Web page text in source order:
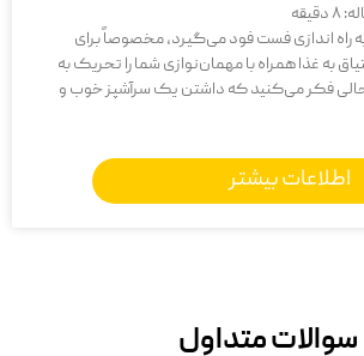
8دقیقه
اندازی فست فود می‌گیرد، مخصوصاً برای
به غذا همراه با مهمان‌نوازی شما را تحریک به
فکر می‌کنید که داشتن یک سرآشپز خوب و
اطلاعات بیشتر
سوالات متداول